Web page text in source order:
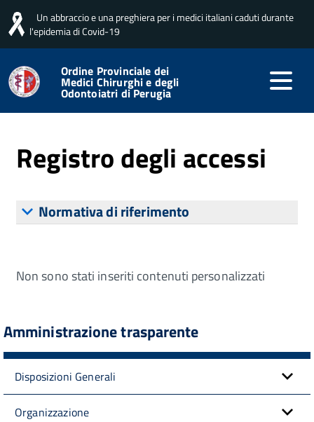
Un abbraccio e una preghiera per i medici italiani caduti durante
l'epidemia di Covid-19
Ordine Provinciale dei
Medici Chirurghi e degli
Odontoiatri di Perugia
Home Amministrazione trasparente Altri contenuti
Accesso civico Registro degli accessi
Pubblicato: 30 Agosto 2023
Registro degli accessi
Normativa di riferimento
Non sono stati inseriti contenuti personalizzati
Amministrazione trasparente
Disposizioni Generali
Organizzazione